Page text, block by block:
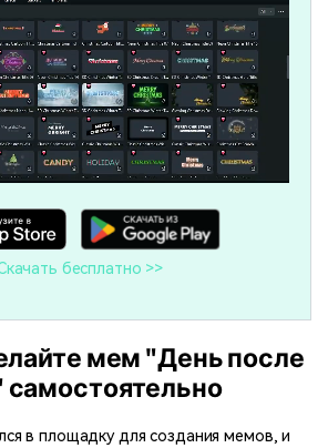
бесплатно >>
мем "День после
в площадку для создания мемов, и